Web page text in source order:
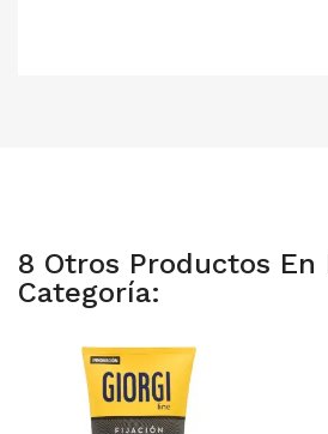
8 Otros Productos En
Categoría: